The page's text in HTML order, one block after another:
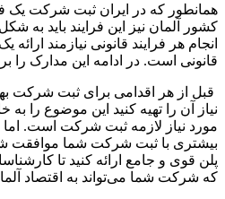
همانطور که در ایران ثبت شرکت یک
کشور آلمان نیز این فرایند باید به
انجام هر فرایند قانونی نیازمند
قانونی است. در ادامه این مدارک را
قبل از هر اقدامی برای ثبت شرکت
نیاز آن را تهیه کنید این موضوع را
مورد نیاز لازمه ثبت شرکت است. اما
بیشتری با ثبت شرکت شما موافقت
پلن قوی و جامع ارائه کنید تا
که شرکت شما می‌تواند به اقتصاد